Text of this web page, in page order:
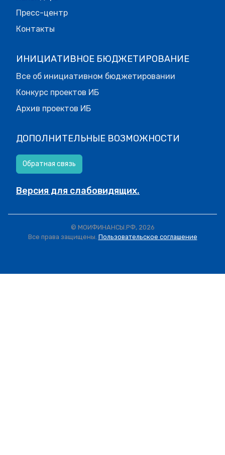
Пресс-центр
Контакты
ИНИЦИАТИВНОЕ БЮДЖЕТИРОВАНИЕ
Все об инициативном бюджетировании
Конкурс проектов ИБ
Архив проектов ИБ
ДОПОЛНИТЕЛЬНЫЕ ВОЗМОЖНОСТИ
Обратная связь
Версия для слабовидящих.
© МОИФИНАНСЫ.РФ, 2026
Все права защищены. Пользовательское соглашение